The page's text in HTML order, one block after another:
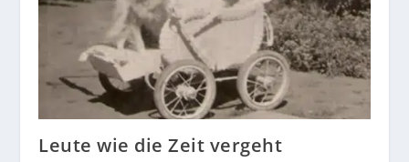
Leute wie die Zeit vergeht